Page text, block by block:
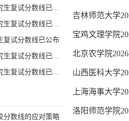
吉林师范大学2026年硕士研究生复试分数线已公布
宝鸡文理学院2026年硕士研究生复试分数线已公布
复试分数线已公布
山西医科大学2026年硕士研究生复试分数线已公布
上海海事大学2026年硕士研究生复试分数线已公布
分数线的应对策略
吉林师范大学
宝鸡文理学院
北京农学院
山西医科大学
上海海事大学
洛阳师范学院